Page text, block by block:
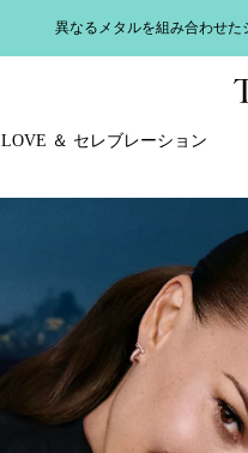
異なるメタルを組み合わせ
LOVE ＆ セレブレーション